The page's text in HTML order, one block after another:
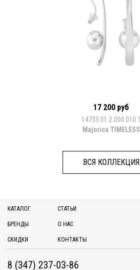
17 200 руб
14733.01.2.000.010.1
Majorica TIMELESS
ВСЯ КОЛЛЕКЦИЯ
КАТАЛОГ
БРЕНДЫ
СКИДКИ
СТАТЬИ
О НАС
КОНТАКТЫ
8 (347) 237-03-86